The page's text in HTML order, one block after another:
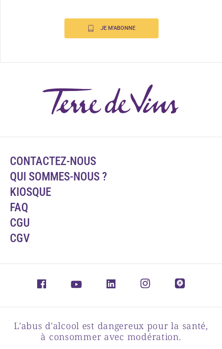
JE M'ABONNE
CONTACTEZ-NOUS
QUI SOMMES-NOUS ?
KIOSQUE
FAQ
CGU
CGV
L'abus d'alcool est dangereux pour la santé,
à consommer avec modération.